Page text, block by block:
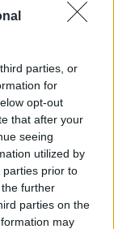
parties, or
for
opt-out
that after your
seeing
utilized by
parties prior to
further
parties on the
may